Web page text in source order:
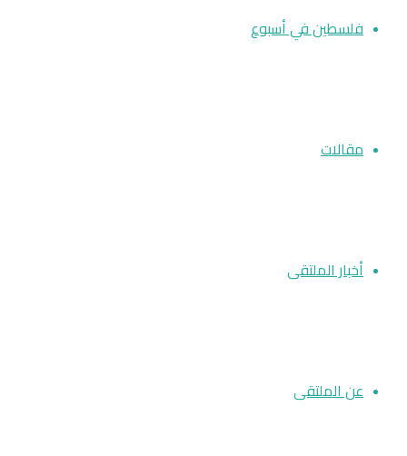
فلسطين في أسبوع
مقالات
أخبار الملتقى
عن الملتقى